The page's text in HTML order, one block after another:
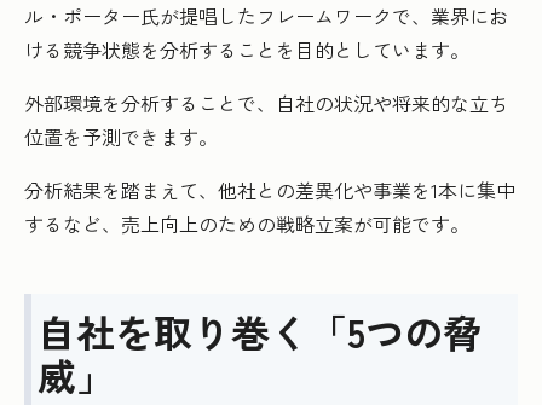
ル・ポーター氏が提唱したフレームワークで、業界にお
ける競争状態を分析することを目的としています。
外部環境を分析することで、自社の状況や将来的な立ち
位置を予測できます。
分析結果を踏まえて、他社との差異化や事業を1本に集中
するなど、売上向上のための戦略立案が可能です。
自社を取り巻く「5つの脅
威」